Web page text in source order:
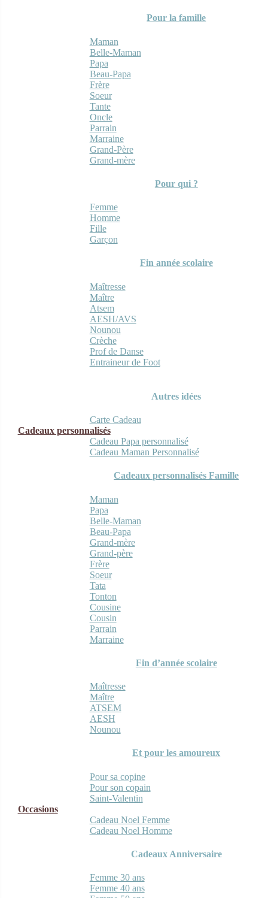
Pour la famille
Maman
Belle-Maman
Papa
Beau-Papa
Frère
Soeur
Tante
Oncle
Parrain
Marraine
Grand-Père
Grand-mère
Pour qui ?
Femme
Homme
Fille
Garçon
Fin année scolaire
Maîtresse
Maître
Atsem
AESH/AVS
Nounou
Crèche
Prof de Danse
Entraineur de Foot
Autres idées
Carte Cadeau
Cadeaux personnalisés
Cadeau Papa personnalisé
Cadeau Maman Personnalisé
Cadeaux personnalisés Famille
Maman
Papa
Belle-Maman
Beau-Papa
Grand-mère
Grand-père
Frère
Soeur
Tata
Tonton
Cousine
Cousin
Parrain
Marraine
Fin d’année scolaire
Maîtresse
Maître
ATSEM
AESH
Nounou
Et pour les amoureux
Pour sa copine
Pour son copain
Saint-Valentin
Occasions
Cadeau Noel Femme
Cadeau Noel Homme
Cadeaux Anniversaire
Femme 30 ans
Femme 40 ans